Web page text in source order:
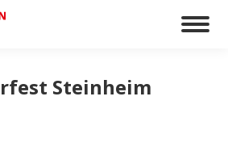
Steinheim